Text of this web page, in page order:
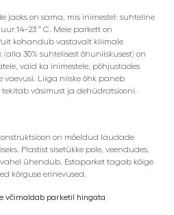
jaoks on sama, mis inimestel: suhteline
14–23 ° C. Meie parkett on
kohandub vastavalt kliimale
30% suhtelisest õhuniiskusest) on
vaid ka inimestele, põhjustades
Liiga niiske õhk paneb
väsimust ja dehüdratsiooni.
on mõeldud laudade
Plastist sisetükke pole, veendudes,
ühendub. Estaparket tagab kõige
kõrguse erinevused.
võimaldab parketil hingata